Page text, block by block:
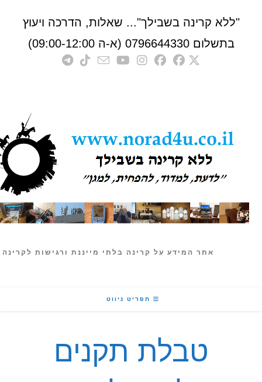
קרינה בשבילך"... שאלות, הדרכה ויעוץ
0796644330 (א-ה 09:00-12:00)
אתר המידע על קרינה בלתי מייננת ורגישות לקרינה
תפריט ניווט
טבלת תקנים